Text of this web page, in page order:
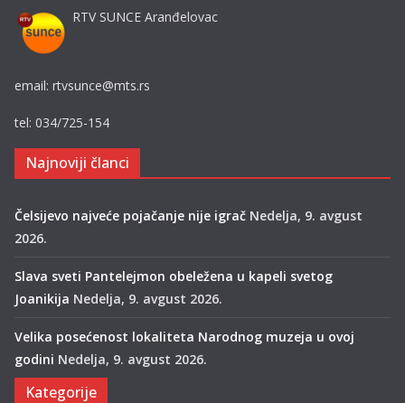
RTV SUNCE Aranđelovac
email: rtvsunce@mts.rs
tel: 034/725-154
Najnoviji članci
Čelsijevo najveće pojačanje nije igrač Nedelja, 9. avgust
2026.
Slava sveti Pantelejmon obeležena u kapeli svetog
Joanikija Nedelja, 9. avgust 2026.
Velika posećenost lokaliteta Narodnog muzeja u ovoj
godini Nedelja, 9. avgust 2026.
Kategorije